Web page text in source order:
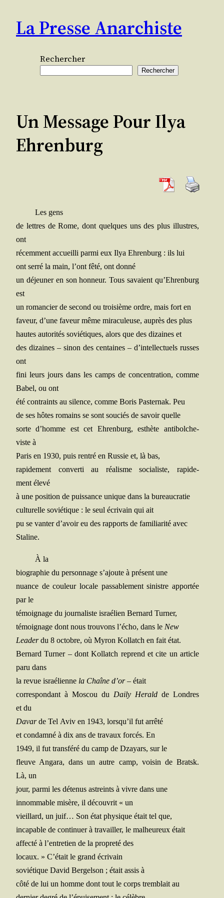
contenu
La Presse Anarchiste
Rechercher
Rechercher
Un Message Pour Ilya
Ehrenburg
Les gens
de lettres de Rome, dont quelques uns des plus illustres,
ont
récem­ment accueilli par­mi eux Ilya Ehren­burg : ils lui
ont ser­ré la main, l’ont fêté, ont donné
un déjeu­ner en son hon­neur. Tous savaient qu’Ehrenburg
est
un roman­cier de second ou troi­sième ordre, mais fort en
faveur, d’une faveur même mira­cu­leuse, auprès des plus
hautes auto­ri­tés sovié­tiques, alors que des dizaines et
des dizaines – sinon des cen­taines – d’intellectuels russes
ont
fini leurs jours dans les camps de concen­tra­tion, comme
Babel, ou ont
été contraints au silence, comme Boris Pas­ter­nak. Peu
de ses hôtes romains se sont sou­ciés de savoir quelle
sorte d’homme est cet Ehren­burg, esthète anti­bol­che­
viste à
Paris en 1930, puis ren­tré en Rus­sie et, là bas,
rapi­de­ment conver­ti au réa­lisme socia­liste, rapi­de­
ment élevé
à une posi­tion de puis­sance unique dans la bureaucratie
cultu­relle sovié­tique : le seul écri­vain qui ait
pu se van­ter d’avoir eu des rap­ports de fami­lia­ri­té avec
Staline.
À la
bio­gra­phie du per­son­nage s’ajoute à pré­sent une
nuance de cou­leur locale pas­sa­ble­ment sinistre appor­tée
par le
témoi­gnage du jour­na­liste israé­lien Ber­nard Turner,
témoi­gnage dont nous trou­vons l’écho, dans le New
Lea­derdu 8 octobre, où Myron Kol­latch en fait état.
Ber­nard Tur­ner – dont Kol­latch reprend et cite un article
paru dans
la revue israé­lienne la Chaîne d’or– était
cor­res­pon­dant à Mos­cou du Dai­ly Herald de Londres
et du
Davarde Tel Aviv en 1943, lorsqu’il fut arrêté
et condam­né à dix ans de tra­vaux for­cés. En
1949, il fut trans­fé­ré du camp de Dzayars, sur le
fleuve Anga­ra, dans un autre camp, voi­sin de Bratsk.
Là, un
jour, par­mi les déte­nus astreints à vivre dans une
innom­mable misère, il décou­vrit « un
vieillard, un juif… Son état phy­sique était tel que,
inca­pable de conti­nuer à tra­vailler, le mal­heu­reux était
affec­té à l’entretien de la pro­pre­té des
locaux. » C’était le grand écrivain
sovié­tique David Ber­gel­son ; était assis à
côté de lui un homme dont tout le corps trem­blait au